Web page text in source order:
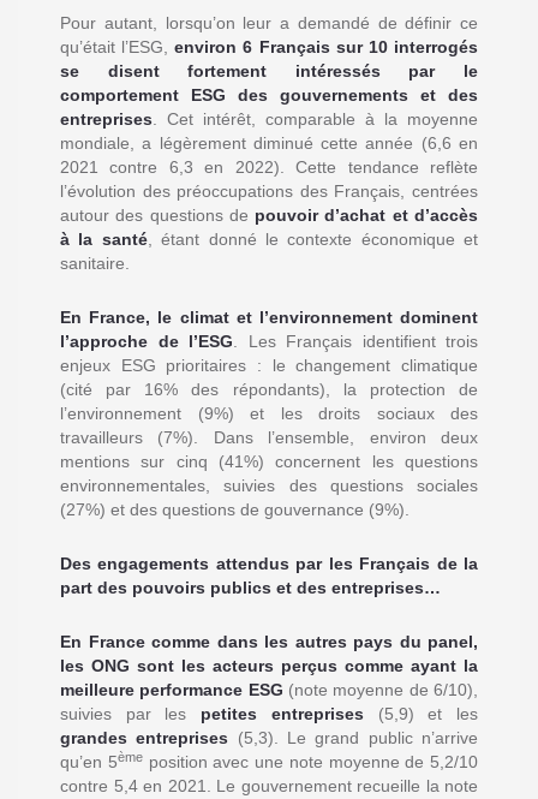
Pour autant, lorsqu’on leur a demandé de définir ce
qu’était l’ESG,environ 6 Français sur 10 interrogés
se disent fortement intéressés par le
comportement ESG des gouvernements et des
entreprises . Cet intérêt, comparable à la moyenne
mondiale, a légèrement diminué cette année (6,6 en
2021 contre 6,3 en 2022). Cette tendance reflète
l’évolution des préoccupations des Français, centrées
autour des questions de pouvoir d’achat et d’accès
à la santé, étant donné le contexte économique et
sanitaire.
En France, le climat et l’environnement dominent
l’approche de l’ESG . Les Français identifient trois
enjeux ESG prioritaires : le changement climatique
(cité par 16% des répondants), la protection de
l’environnement (9%) et les droits sociaux des
travailleurs (7%). Dans l’ensemble, environ deux
mentions sur cinq (41%) concernent les questions
environnementales, suivies des questions sociales
(27%) et des questions de gouvernance (9%).
Des engagements attendus par les Français de la
part des pouvoirs publics et des entreprises…
En France comme dans les autres pays du panel,
les ONG sont les acteurs perçus comme ayant la
meilleure performance ESG (note moyenne de 6/10),
suivies par les petites entreprises (5,9) et les
grandes entreprises (5,3). Le grand public n’arrive
qu’en 5èmeposition avec une note moyenne de 5,2/10
contre 5,4 en 2021. Le gouvernement recueille la note